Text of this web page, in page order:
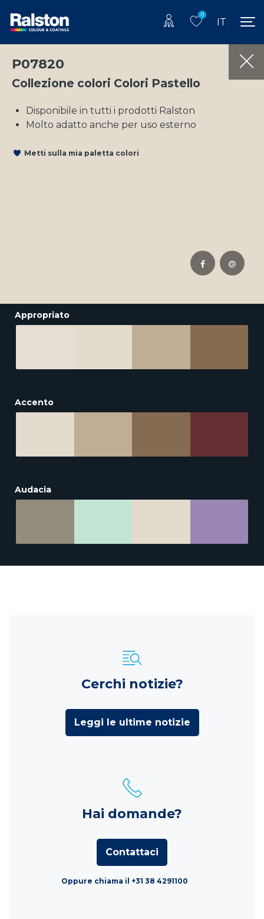
0
IT
P07820
Collezione colori Colori Pastello
Disponibile in tutti i prodotti Ralston
Molto adatto anche per uso esterno
Metti sulla mia paletta colori
Appropriato
Accento
Audacia
Cerchi notizie?
Leggi le ultime notizie
Hai domande?
Contattaci
Oppure chiama il +31 38 4291100